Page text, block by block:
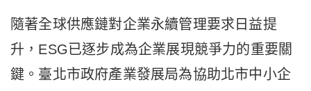
隨著全球供應鏈對企業永續管理要求日益提
升，ESG已逐步成為企業展現競爭力的重要關
鍵。臺北市政府產業發展局為協助北市中小企